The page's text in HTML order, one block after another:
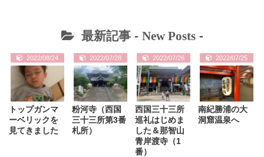
最新記事 - New Posts-
2022/08/24
トップガンマ
ーベリックを
見てきました
2022/07/28
粉河寺（西国
三十三所第3番
札所）
2022/07/26
西国三十三所
巡礼はじめま
した＆那智山
青岸渡寺（1
番）
2022/07/25
南紀勝浦の大
洞窟温泉へ